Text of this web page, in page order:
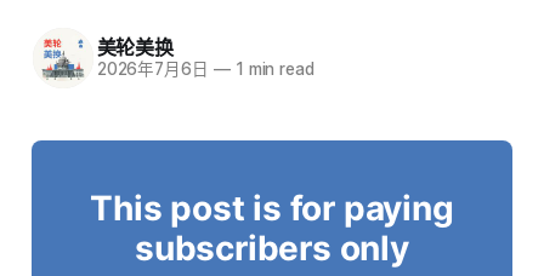
美轮美换
2026年7月6日 —1 min read
This post is for paying
subscribers only